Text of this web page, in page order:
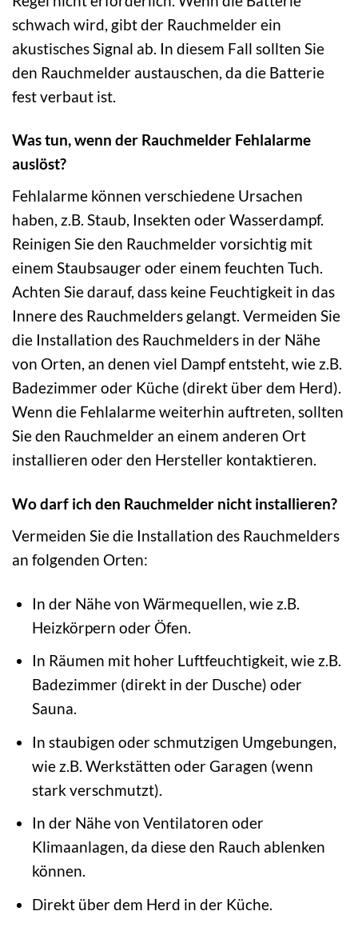
schwach wird, gibt der Rauchmelder ein
akustisches Signal ab. In diesem Fall sollten Sie
den Rauchmelder austauschen, da die Batterie
fest verbaut ist.
Was tun, wenn der Rauchmelder Fehlalarme
auslöst?
Fehlalarme können verschiedene Ursachen
haben, z.B. Staub, Insekten oder Wasserdampf.
Reinigen Sie den Rauchmelder vorsichtig mit
einem Staubsauger oder einem feuchten Tuch.
Achten Sie darauf, dass keine Feuchtigkeit in das
Innere des Rauchmelders gelangt. Vermeiden Sie
die Installation des Rauchmelders in der Nähe
von Orten, an denen viel Dampf entsteht, wie z.B.
Badezimmer oder Küche (direkt über dem Herd).
Wenn die Fehlalarme weiterhin auftreten, sollten
Sie den Rauchmelder an einem anderen Ort
installieren oder den Hersteller kontaktieren.
Wo darf ich den Rauchmelder nicht installieren?
Vermeiden Sie die Installation des Rauchmelders
an folgenden Orten:
In der Nähe von Wärmequellen, wie z.B.
Heizkörpern oder Öfen.
In Räumen mit hoher Luftfeuchtigkeit, wie z.B.
Badezimmer (direkt in der Dusche) oder
Sauna.
In staubigen oder schmutzigen Umgebungen,
wie z.B. Werkstätten oder Garagen (wenn
stark verschmutzt).
In der Nähe von Ventilatoren oder
Klimaanlagen, da diese den Rauch ablenken
können.
Direkt über dem Herd in der Küche.